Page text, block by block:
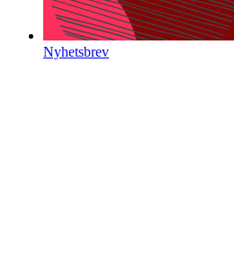
Nyhetsbrev